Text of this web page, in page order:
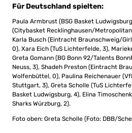
Für Deutschland spielten:
Paula Armbrust (BSG Basket
(Citybasket Recklinghausen/Metropolitan
Karla Busch (Eintracht Braunschweig/
0), Xara Eich (TuS Lichterfelde, 3),
Greta Gomann (BG Bonn 92/Talents
Neuss, 3), Shadeh Preston (Eintracht
Wolfenbüttel, 0), Paulina Reichenauer
Stuttgart, 3), Greta Scholle (TuS
Basket Ludwigsburg, 4), Elina
Sharks Würzburg, 2).
Foto oben: Greta Scholle (Foto: DBB/